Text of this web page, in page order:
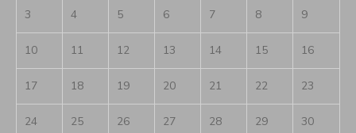
3 4 5 6 7 8 9
10 11 12 13 14 15 16
17 18 19 20 21 22 23
24 25 26 27 28 29 30